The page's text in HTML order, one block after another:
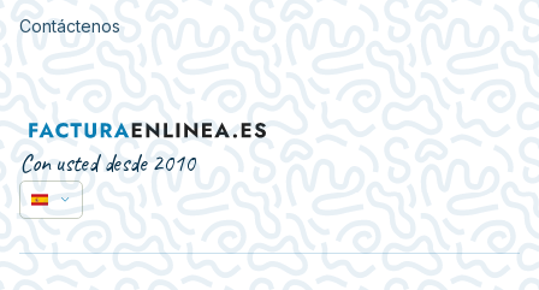
Contáctenos
Con usted desde 2010